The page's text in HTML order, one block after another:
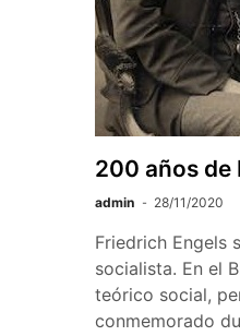
200 años de
admin 28/11/2020
Friedrich Engels
socialista. En el
teórico social,
conmemorado